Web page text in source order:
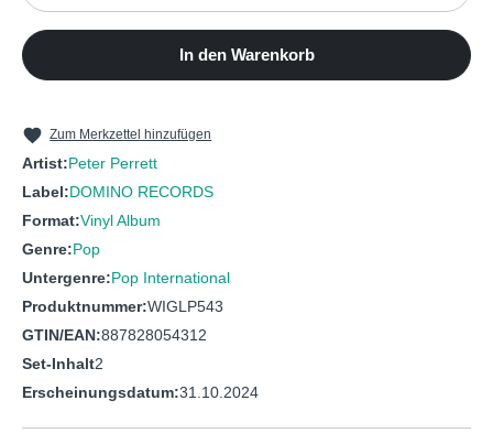
In den Warenkorb
Zum Merkzettel hinzufügen
Artist:Peter Perrett
Label:DOMINO RECORDS
Format:Vinyl Album
Genre:Pop
Untergenre:Pop International
Produktnummer:WIGLP543
GTIN/EAN:887828054312
Set-Inhalt2
Erscheinungsdatum:31.10.2024